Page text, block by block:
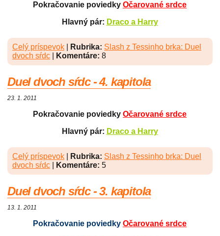
Pokračovanie poviedky Očarované srdce
Hlavný pár: Draco a Harry
Celý príspevok Rubrika: Slash z Tessinho brka: Duel
dvoch sŕdc
Komentáre: 8
Duel dvoch sŕdc - 4. kapitola
23. 1. 2011
Pokračovanie poviedky Očarované srdce
Hlavný pár: Draco a Harry
Celý príspevok Rubrika: Slash z Tessinho brka: Duel
dvoch sŕdc
Komentáre: 5
Duel dvoch sŕdc - 3. kapitola
13. 1. 2011
Pokračovanie poviedky Očarované srdce